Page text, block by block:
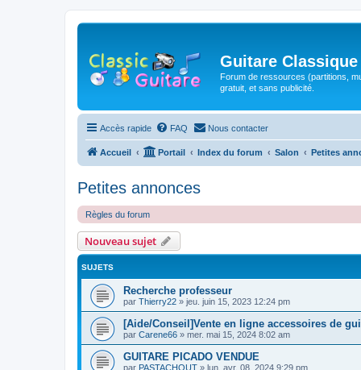
Guitare Classique
Forum de ressources (partitions,
gratuit, et sans publicité.
Accès rapide FAQ Nous contacter
Accueil Portail Index du forum Salon Petites
Petites annonces
Règles du forum
Nouveau sujet
SUJETS
Recherche professeur
par Thierry22 » jeu. juin 15, 2023 12:24 pm
[Aide/Conseil]Vente en ligne accessoires de
par Carene66 » mer. mai 15, 2024 8:02 am
GUITARE PICADO VENDUE
par PASTACHOUT » lun. avr. 08, 2024 9:29 pm